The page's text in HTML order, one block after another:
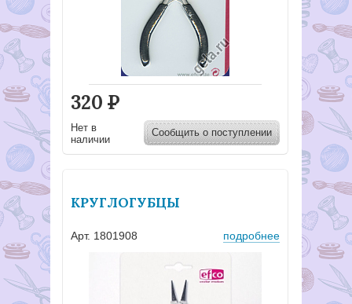
320 Р
Нет в
наличии
Сообщить о поступлении
КРУГЛОГУБЦЫ
Арт. 1801908 подробнее